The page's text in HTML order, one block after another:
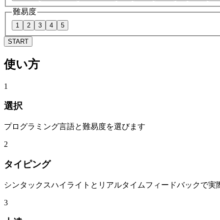
難易度
1 2 3 4 5
START
使い方
1
選択
プログラミング言語と難易度を選びます
2
タイピング
シンタックスハイライトとリアルタイムフィードバックで実
3